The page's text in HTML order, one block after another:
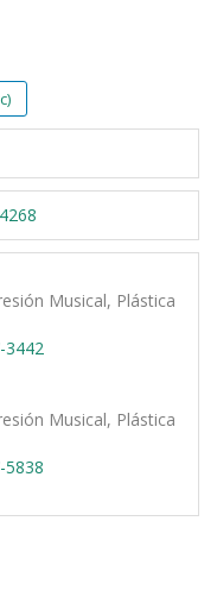
Musical, Plástica
3442
Musical, Plástica